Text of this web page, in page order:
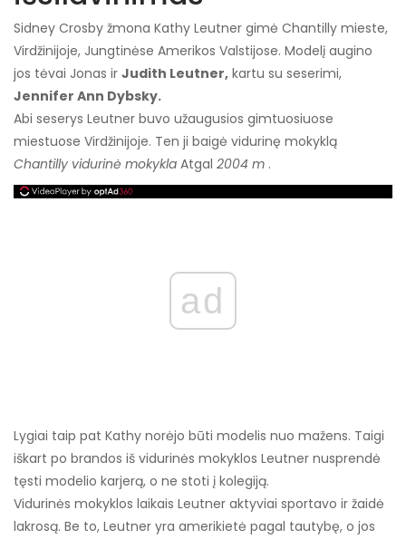
Sidney Crosby žmona Kathy Leutner gimė Chantilly mieste,
Virdžinijoje, Jungtinėse Amerikos Valstijose. Modelį augino
jos tėvai Jonas ir Judith Leutner, kartu su seserimi,
Jennifer Ann Dybsky.
Abi seserys Leutner buvo užaugusios gimtuosiuose
miestuose Virdžinijoje. Ten ji baigė vidurinę mokyklą
Chantilly vidurinė mokykla Atgal 2004 m .
ad
Lygiai taip pat Kathy norėjo būti modelis nuo mažens. Taigi
iškart po brandos iš vidurinės mokyklos Leutner nusprendė
tęsti modelio karjerą, o ne stoti į kolegiją.
Vidurinės mokyklos laikais Leutner aktyviai sportavo ir žaidė
lakrosą. Be to, Leutner yra amerikietė pagal tautybę, o jos